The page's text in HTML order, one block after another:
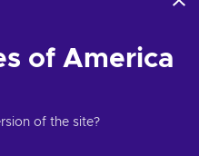
Δημοκρατία της
διαφημίσεων.
και τους συνεργάτες
συγκατάθεσή σας κάνοντας
σας, ανατρέξτε στην
of America
of the site?